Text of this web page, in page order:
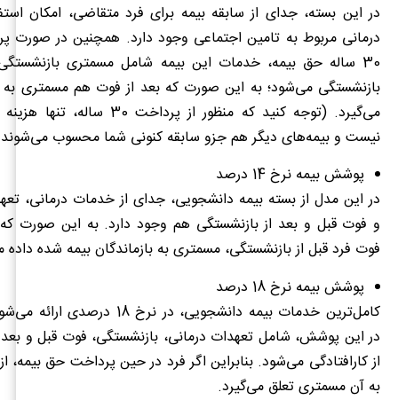
در این بسته، جدای از سابقه بیمه برای فرد متقاضی، امکان
درمانی مربوط به تامین اجتماعی وجود دارد. همچنین در صورت
30 ساله حق بیمه، خدمات این بیمه شامل مسمتری
بازنشستگی می‌شود؛ به این صورت که بعد از فوت هم مسمتری به
می‌گیرد. (توجه کنید که منظور از
نیست و بیمه‌های دیگر هم جزو سابقه کنونی شما محسوب
پوشش بیمه نرخ 14 درصد
در این مدل از بسته بیمه دانشجویی، جدای از خدمات درمانی،
و فوت قبل و بعد از بازنشستگی هم وجود دارد. به این صورت
فوت فرد قبل از بازنشستگی، مسمتری به بازماندگان بیمه شده
پوشش بیمه نرخ 18 درصد
کامل‌ترین خدمات بیمه دانشجویی، در
در این پوشش، شامل تعهدات درمانی، بازنشستگی، فوت قبل و
از کارافتادگی می‌شود. بنابراین اگر فرد در حین پرداخت حق بیمه،
به آن مسمتری تعلق می‌گیرد.